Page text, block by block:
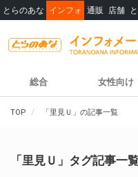
とらのあな インフォ 通販 店舗
総合 女性向け
TOP 「里見Ｕ」の記事一覧
「里見Ｕ」タグ記事一